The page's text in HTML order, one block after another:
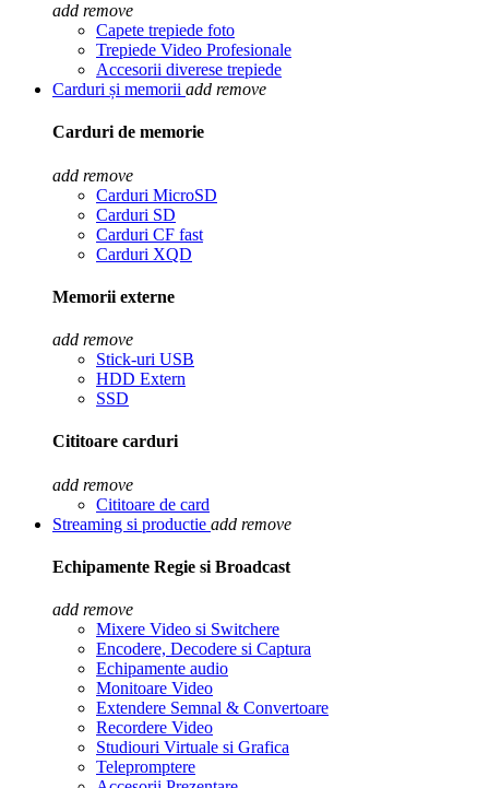
add remove
Capete trepiede foto
Trepiede Video Profesionale
Accesorii diverese trepiede
Carduri și memorii add remove
Carduri de memorie
add remove
Carduri MicroSD
Carduri SD
Carduri CF fast
Carduri XQD
Memorii externe
add remove
Stick-uri USB
HDD Extern
SSD
Cititoare carduri
add remove
Cititoare de card
Streaming si productie add remove
Echipamente Regie si Broadcast
add remove
Mixere Video si Switchere
Encodere, Decodere si Captura
Echipamente audio
Monitoare Video
Extendere Semnal & Convertoare
Recordere Video
Studiouri Virtuale si Grafica
Telepromptere